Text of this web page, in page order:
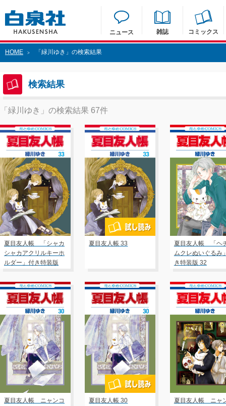
ニュース 雑誌 コミックス
HOME > 「緑川ゆき」の検索結果
検索結果
「緑川ゆき」の検索結果 67件
夏目友人帳 「シャカ
シャカアクリルキーホ
ルダー」付き特装版
夏目友人帳 33
夏目友人帳 「ヘ
ムクレぬいぐるみ
き特装版 32
夏目友人帳 ニャンコ
夏目友人帳 30
夏目友人帳 ニャ